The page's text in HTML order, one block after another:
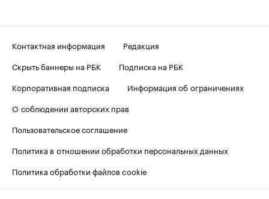
Контактная информация
Редакция
Скрыть баннеры на РБК
Подписка на РБК
Корпоративная подписка
Информация об ограничениях
О соблюдении авторских прав
Пользовательское соглашение
Политика в отношении обработки персональных данных
Политика обработки файлов cookie